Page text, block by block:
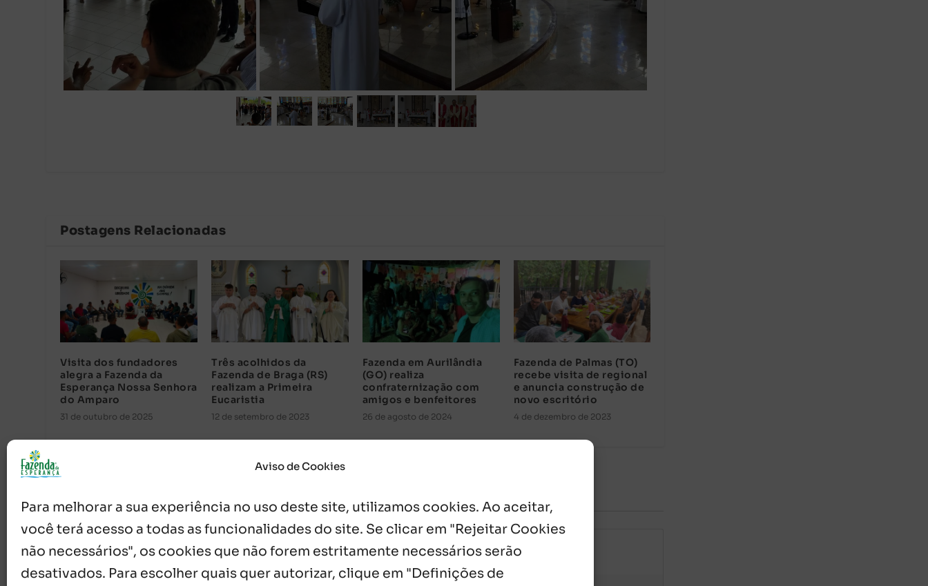
Aviso de Cookies
Para melhorar a sua experiência no uso deste site, utilizamos cookies. Ao aceitar,
você terá acesso a todas as funcionalidades do site. Se clicar em "Rejeitar Cookies
não necessários", os cookies que não forem estritamente necessários serão
desativados. Para escolher quais quer autorizar, clique em "Definições de
Postagens Relacionadas
Visita dos fundadores
alegra a Fazenda da
Esperança Nossa Senhora
do Amparo
31 de outubro de 2025
Três acolhidos da
Fazenda de Braga (RS)
realizam a Primeira
Eucaristia
12 de setembro de 2023
Fazenda em Aurilândia
(GO) realiza
confraternização com
amigos e benfeitores
26 de agosto de 2024
Fazenda de Palmas (TO)
recebe visita de regional
e anuncia construção de
novo escritório
4 de dezembro de 2023